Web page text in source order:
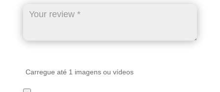
Carregue até 1 imagens ou vídeos